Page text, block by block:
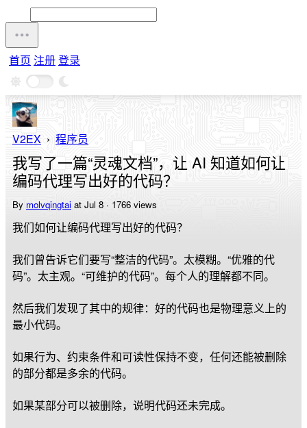
首页 注册登录
V2EX › 程序员
我写了一篇“灵魂文档”，让 AI 知道如何让
编码代理写出好的代码？
By molvqingtai at Jul 8 · 1766 views
我们如何让编码代理写出好的代码？
我们曾告诉它们要写“整洁的代码”。太模糊。“优雅的代
码”。太主观。“可维护的代码”。每个人的理解都不同。
然后我们发现了其中的规律：好的代码也是物理意义上的
最小代码。
如果行为、约束条件和可读性保持不变，任何还能被删除
的部分都是多余的代码。
如果某部分可以被删除，说明代码还未完成。